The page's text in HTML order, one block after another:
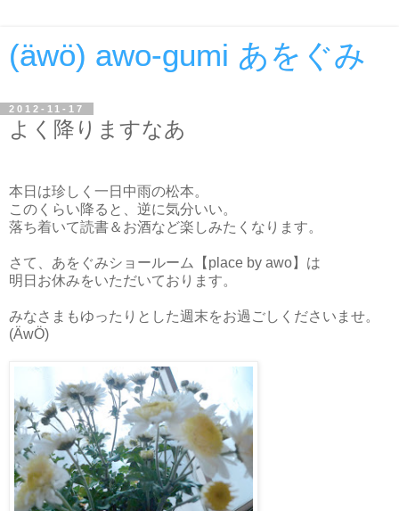
(äwö) awo-gumi あをぐみ
2012-11-17
よく降りますなあ
本日は珍しく一日中雨の松本。
このくらい降ると、逆に気分いい。
落ち着いて読書＆お酒など楽しみたくなります。
さて、あをぐみショールーム【place by awo】は
明日お休みをいただいております。
みなさまもゆったりとした週末をお過ごしくださいませ。
(ÄwÖ)